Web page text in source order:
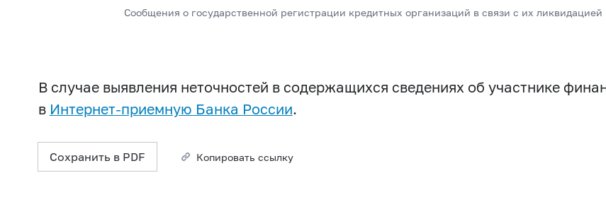
Сообщения о государственной регистрации кредитных организаций в связи с их ликвидацией
В случае выявления неточностей в содержащихся сведениях об участнике
в Интернет-приемную Банка России.
Сохранить в PDF Копировать ссылку